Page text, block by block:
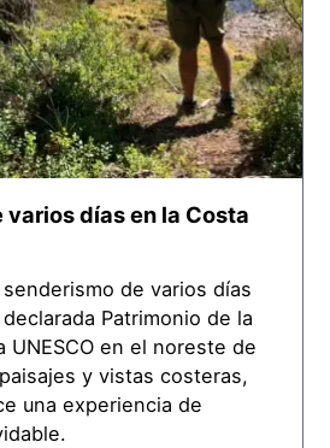
varios días en la Costa
de varios días
Patrimonio de la
UNESCO en el noreste de
y vistas costeras,
una experiencia de